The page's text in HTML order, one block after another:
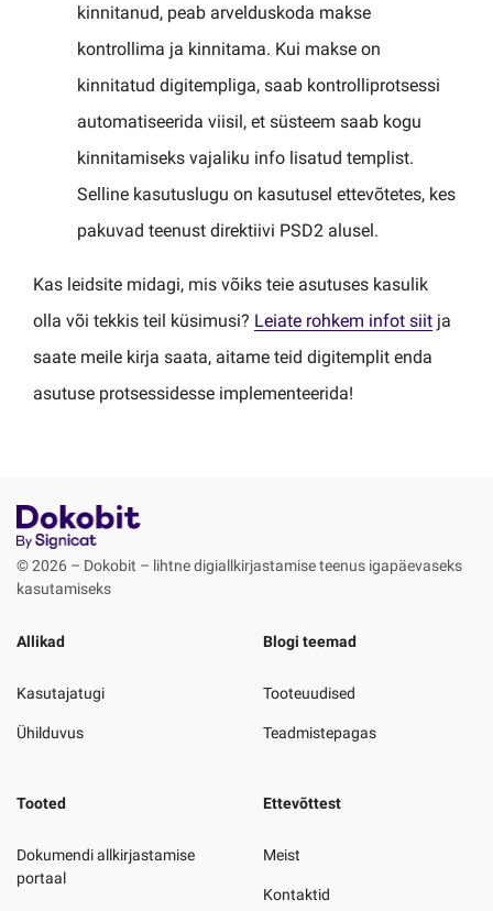
kinnitanud, peab arvelduskoda makse
kontrollima ja kinnitama. Kui makse on
kinnitatud digitempliga, saab kontrolliprotsessi
automatiseerida viisil, et süsteem saab kogu
kinnitamiseks vajaliku info lisatud templist.
Selline kasutuslugu on kasutusel ettevõtetes, kes
pakuvad teenust direktiivi PSD2 alusel.
Kas leidsite midagi, mis võiks teie asutuses kasulik
olla või tekkis teil küsimusi? Leiate rohkem infot siit ja
saate meile kirja saata, aitame teid digitemplit enda
asutuse protsessidesse implementeerida!
© 2026 – Dokobit – lihtne digiallkirjastamise teenus igapäevaseks
kasutamiseks
Allikad
Kasutajatugi
Ühilduvus
Blogi teemad
Tooteuudised
Teadmistepagas
Tooted
Dokumendi allkirjastamise
portaal
Ettevõttest
Meist
Kontaktid